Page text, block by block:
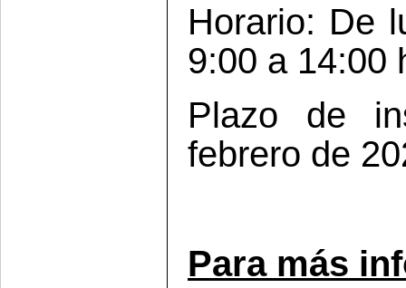
Horario: De
9:00 a 14:00
Plazo de
febrero de
Para más